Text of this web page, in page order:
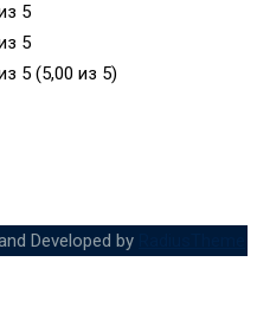
(5,00 из 5)
Developed by